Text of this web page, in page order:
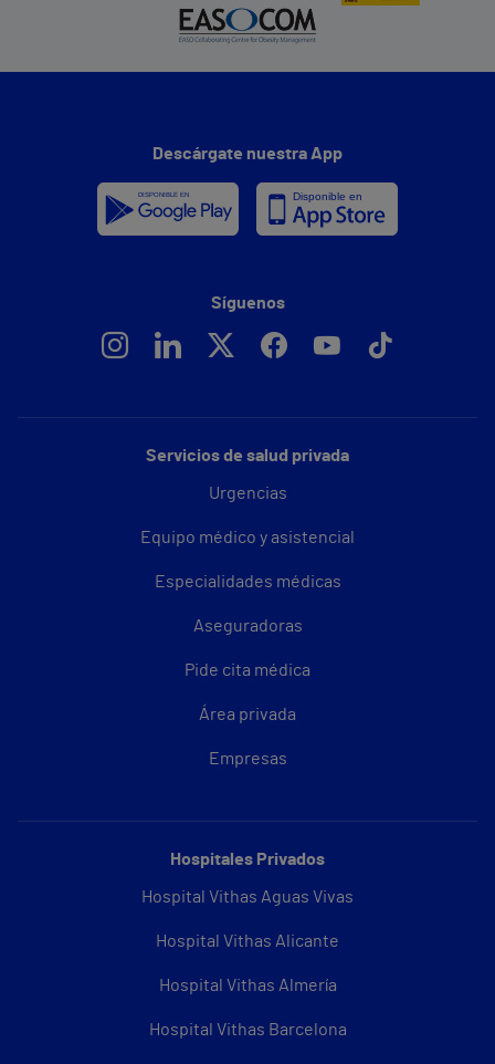
Servicios de salud privada
Urgencias
Equipo médico y asistencial
Especialidades médicas
Aseguradoras
Pide cita médica
Área privada
Empresas
Hospitales Privados
Hospital Vithas Aguas Vivas
Hospital Vithas Alicante
Hospital Vithas Almería
Hospital Vithas Barcelona
Descárgate nuestra App
Síguenos